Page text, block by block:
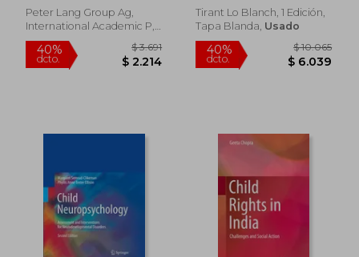
dcto. dcto.
Peter Lang Group Ag,
International Academic P,
Tapa Blanda, Nuevo
Tirant Lo Blanch, 1 Edición,
Tapa Blanda, Usado